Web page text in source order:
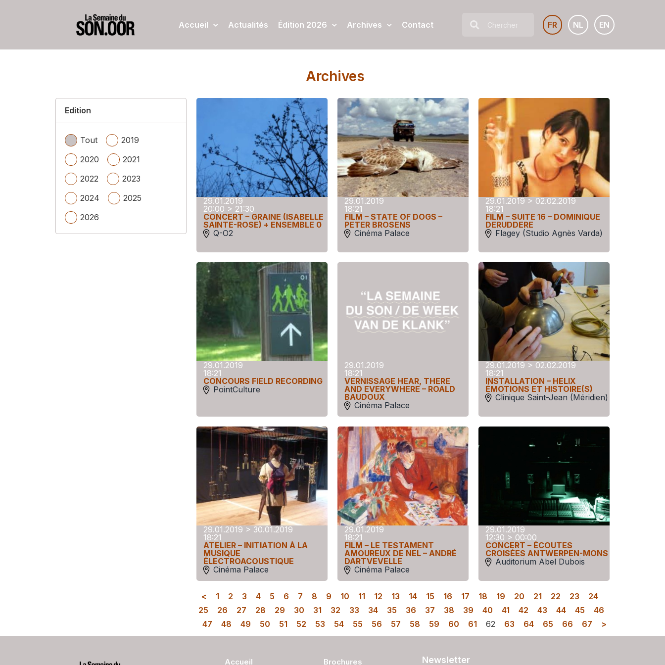
Accueil Actualités Édition 2026 Archives Contact FR NL EN
Archives
Edition
Tout
2019
2020
2021
2022
2023
2024
2025
2026
29.01.2019
20:00 > 21:30
CONCERT – GRAINE (ISABELLE
SAINTE-ROSE) + ENSEMBLE 0
Q-O2
29.01.2019
18:21
FILM – STATE OF DOGS –
PETER BROSENS
Cinéma Palace
29.01.2019 > 02.02.2019
18:21
FILM – SUITE 16 – DOMINIQUE
DERUDDERE
Flagey (Studio Agnès Varda)
29.01.2019
18:21
CONCOURS FIELD RECORDING
PointCulture
29.01.2019
18:21
VERNISSAGE HEAR, THERE
AND EVERYWHERE – ROALD
BAUDOUX
Cinéma Palace
29.01.2019 > 02.02.2019
18:21
INSTALLATION – HELIX
ÉMOTIONS ET HISTOIRE(S)
Clinique Saint-Jean (Méridien)
29.01.2019 > 30.01.2019
18:21
ATELIER – INITIATION À LA
MUSIQUE
ÉLECTROACOUSTIQUE
Cinéma Palace
29.01.2019
18:21
FILM – LE TESTAMENT
AMOUREUX DE NEL – ANDRÉ
DARTVEVELLE
Cinéma Palace
29.01.2019
12:30 > 00:00
CONCERT – ÉCOUTES
CROISÉES ANTWERPEN-MONS
Auditorium Abel Dubois
< 1 2 3 4 5 6 7 8 9 10 11 12 13 14 15 16 17 18 19 20 21 22 23
24
25
26 27 28 29 30 31 32 33 34 35 36 37 38 39 40 41 42 43 44 45
46
47
48 49 50 51 52 53 54 55 56 57 58 59 60 61 62 63 64 65 66 67 >
Accueil Brochures Newsletter